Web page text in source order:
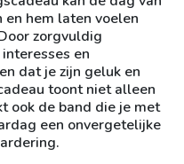
en hem laten voelen
zorgvuldig
en
dat je zijn geluk en
toont niet alleen
ook de band die je met
een onvergetelijke